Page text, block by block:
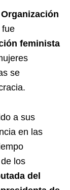
Organización
fue
feminista
se
a sus
en las
los
del